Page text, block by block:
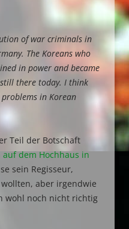
of war criminals in
The Koreans who
in power and became
there today. I think
in Korean
Teil der Botschaft
dem Hochhaus in
sein Regisseur,
aber irgendwie
wohl noch nicht richtig